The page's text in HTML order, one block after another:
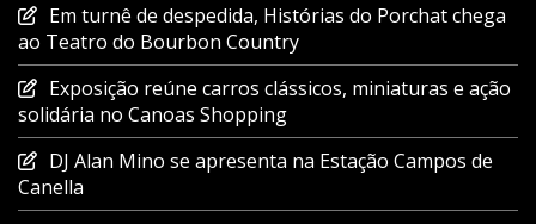
Em turnê de despedida, Histórias do Porchat chega
ao Teatro do Bourbon Country
Exposição reúne carros clássicos, miniaturas e ação
solidária no Canoas Shopping
DJ Alan Mino se apresenta na Estação Campos de
Canella